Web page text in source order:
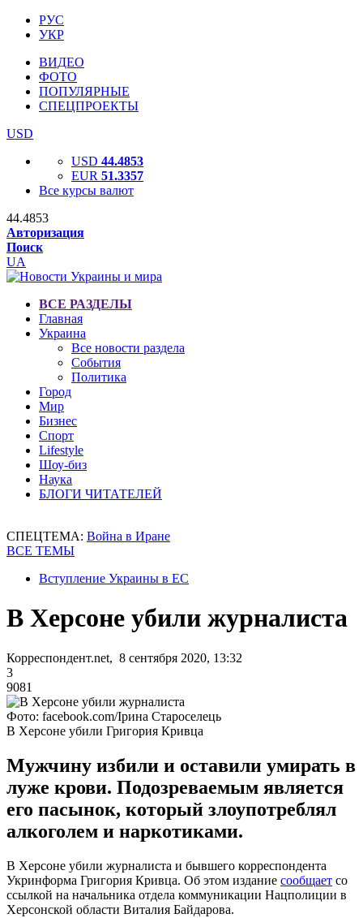
РУС
УКР
ВИДЕО
ФОТО
ПОПУЛЯРНЫЕ
СПЕЦПРОЕКТЫ
USD
USD 44.4853
EUR 51.3357
Все курсы валют
44.4853
Авторизация
Поиск
UA
ВСЕ РАЗДЕЛЫ
Главная
Украина
Все новости раздела
События
Политика
Город
Мир
Бизнес
Спорт
Lifestyle
Шоу-биз
Наука
БЛОГИ ЧИТАТЕЛЕЙ
СПЕЦТЕМА: Война в Иране
ВСЕ ТЕМЫ
Вступление Украины в ЕС
В Херсоне убили журналиста
Корреспондент.net, 8 сентября 2020, 13:32
3
9081
Фото: facebook.com/Ірина Староселець
В Херсоне убили Григория Кривца
Мужчину избили и оставили умирать в
луже крови. Подозреваемым является
его пасынок, который злоупотреблял
алкоголем и наркотиками.
В Херсоне убили журналиста и бывшего корреспондента
Укринформа Григория Кривца. Об этом издание сообщает со
ссылкой на начальника отдела коммуникации Нацполиции в
Херсонской области Виталия Байдарова.